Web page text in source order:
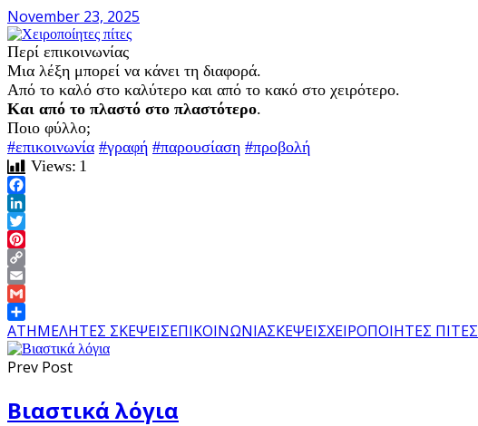
November 23, 2025
Περί επικοινωνίας
Μια λέξη μπορεί να κάνει τη διαφορά.
Από το καλό στο καλύτερο και από το κακό στο χειρότερο.
Και από το πλαστό στο πλαστότερο.
Ποιο φύλλο;
#επικοινωνία #γραφή #παρουσίαση #προβολή
Views: 1
Facebook
LinkedIn
Twitter
Pinterest
Copy
Link
Email
Gmail
Share
ΑΤΗΜΕΛΗΤΕΣ ΣΚΕΨΕΙΣΕΠΙΚΟΙΝΩΝΙΑΣΚΕΨΕΙΣΧΕΙΡΟΠΟΙΗΤΕΣ ΠΙΤΕΣ
Prev Post
Βιαστικά λόγια